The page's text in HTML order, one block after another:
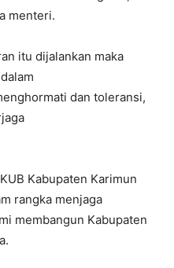
menteri.
itu dijalankan maka
dan toleransi,
Kabupaten Karimun
rangka menjaga
membangun Kabupaten